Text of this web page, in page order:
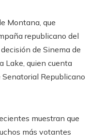
Montana, que
republicano del
de Sinema de
Lake, quien cuenta
Republicano
muestran que
más votantes